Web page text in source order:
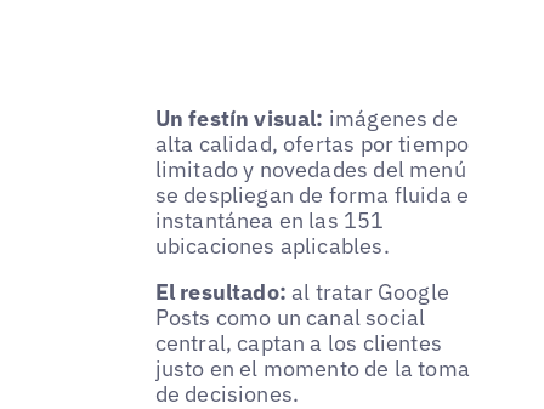
Un festín visual: imágenes de
alta calidad, ofertas por tiempo
limitado y novedades del menú
se despliegan de forma fluida e
instantánea en las 151
ubicaciones aplicables.
El resultado:al tratar Google
Posts como un canal social
central, captan a los clientes
justo en el momento de la toma
de decisiones.